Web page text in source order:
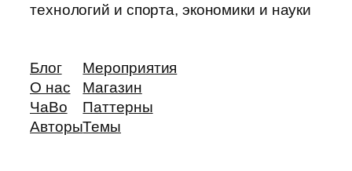
технологий и спорта, экономики и науки
Блог
О нас
ЧаВо
Авторы
Мероприятия
Магазин
Паттерны
Темы